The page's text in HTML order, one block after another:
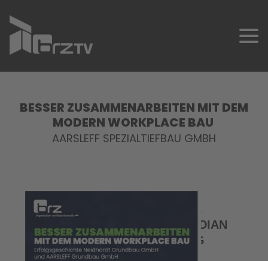
BESSER ZUSAMMENARBEITEN MIT DEM
MODERN WORKPLACE BAU
AARSLEFF SPEZIALTIEFBAU GMBH
ERFOLGSGESCHICHTE
BAUUNTERNEHMUNG GORDIAN
MÖSLE GMBH & CO. KG